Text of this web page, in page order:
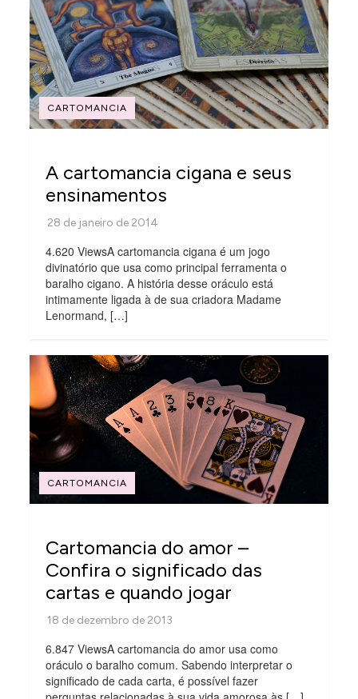
CARTOMANCIA
A cartomancia cigana e seus
ensinamentos
4.620 ViewsA cartomancia cigana é um jogo
divinatório que usa como principal ferramenta o
baralho cigano. A história desse oráculo está
intimamente ligada à de sua criadora Madame
Lenormand, […]
CARTOMANCIA
Cartomancia do amor –
Confira o significado das
cartas e quando jogar
6.847 ViewsA cartomancia do amor usa como
oráculo o baralho comum. Sabendo interpretar o
significado de cada carta, é possível fazer